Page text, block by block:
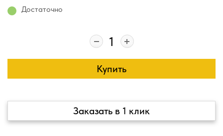
Достаточно
Купить
Заказать в 1 клик